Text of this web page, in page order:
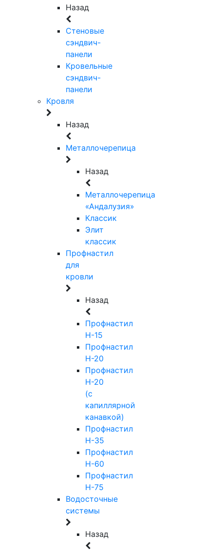
Назад
Стеновые
сэндвич-
панели
Кровельные
сэндвич-
панели
Кровля
Назад
Металлочерепица
Назад
Металлочерепица
«Андалузия»
Классик
Элит
классик
Профнастил
для
кровли
Назад
Профнастил
Н-15
Профнастил
Н-20
Профнастил
Н-20
(с
капиллярной
канавкой)
Профнастил
Н-35
Профнастил
Н-60
Профнастил
Н-75
Водосточные
системы
Назад